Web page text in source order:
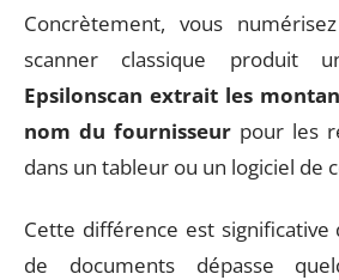
Concrètement, vous
scanner classique produit
Epsilonscan extrait les
nom du fournisseur pour les
dans un tableur ou un logiciel de
Cette différence est
de documents dépasse